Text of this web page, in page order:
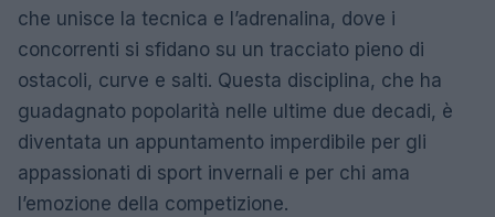
che unisce la tecnica e l’adrenalina, dove i
concorrenti si sfidano su un tracciato pieno di
ostacoli, curve e salti. Questa disciplina, che ha
guadagnato popolarità nelle ultime due decadi, è
diventata un appuntamento imperdibile per gli
appassionati di sport invernali e per chi ama
l’emozione della competizione.